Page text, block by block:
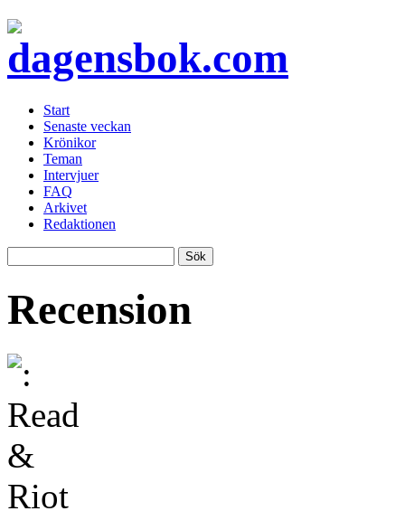
Start
Senaste veckan
Krönikor
Teman
Intervjuer
FAQ
Arkivet
Redaktionen
Recension